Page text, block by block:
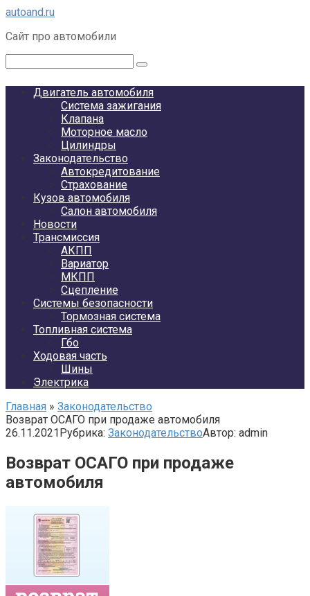
Перейти
контенту
autoand.ru
Сайт про автомобили
Двигатель автомобиля
Система зажигания
Клапана
Моторное масло
Цилиндры
Законодательство
Автокредитование
Страхование
Кузов автомобиля
Салон автомобиля
Новости
Трансмиссия
АКПП
Вариатор
МКПП
Сцепление
Системы безопасности
Тормозная система
Топливная система
Гбо
Ходовая часть
Шины
Электрика
Главная » Законодательство
Возврат ОСАГО при продаже автомобиля
26.11.2021Рубрика: ЗаконодательствоАвтор: admin
Возврат ОСАГО при продаже
автомобиля